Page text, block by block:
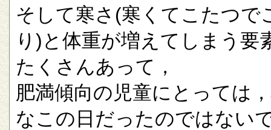
そして寒さ(寒くてこたつで
り)と体重が増えてしまう要
たくさんあって，
肥満傾向の児童にとっては
なこの日だったのではない